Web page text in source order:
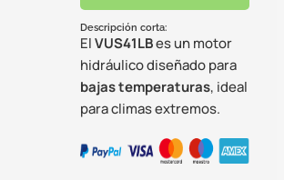
Descripción corta:
ElVUS41LBes un motor
hidráulico diseñado para
bajas temperaturas, ideal
para climas extremos.